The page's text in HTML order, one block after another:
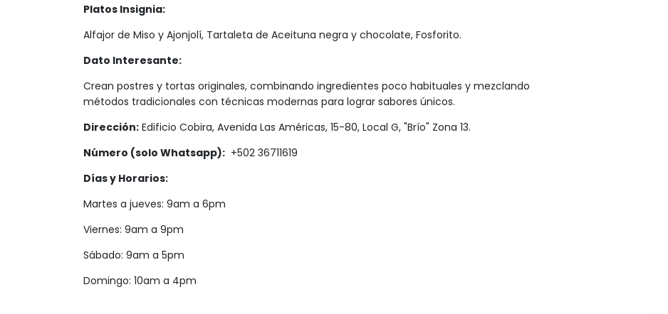
Platos Insignia:
Alfajor de Miso y Ajonjolí, Tartaleta de Aceituna negra y chocolate, Fosforito.
Dato Interesante:
Crean postres y tortas originales, combinando ingredientes poco habituales y mezclando
métodos tradicionales con técnicas modernas para lograr sabores únicos.
Dirección: Edificio Cobira, Avenida Las Américas, 15-80, Local G, "Brío" Zona 13.
Número (solo Whatsapp): +502 36711619
Días y Horarios:
Martes a jueves: 9am a 6pm
Viernes: 9am a 9pm
Sábado: 9am a 5pm
Domingo: 10am a 4pm